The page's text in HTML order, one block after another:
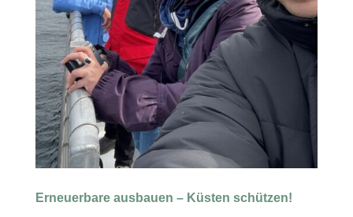
Erneuerbare ausbauen – Küsten schützen!